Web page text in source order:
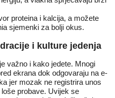
proteina i kalcija, a možete
sjemenki za bolji okus.
i kulture jedenja
važno i kako jedete. Mnogi
ekrana dok odgovaraju na e-
jer mozak ne registrira unos
probave. Uvijek se